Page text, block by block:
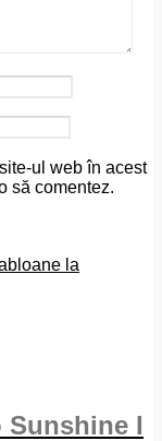
ul web în acest
să comentez.
la
Sunshine I